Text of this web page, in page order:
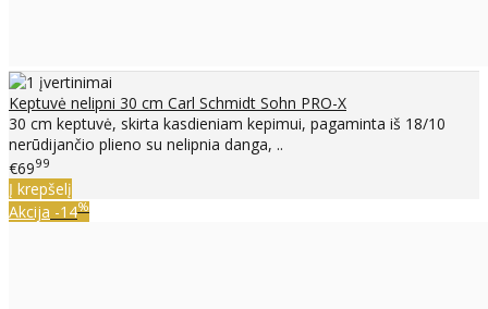
Keptuvė nelipni 30 cm Carl Schmidt Sohn PRO-X
30 cm keptuvė, skirta kasdieniam kepimui, pagaminta iš 18/10
nerūdijančio plieno su nelipnia danga, ..
€6999
Į krepšelį
Akcija -14%